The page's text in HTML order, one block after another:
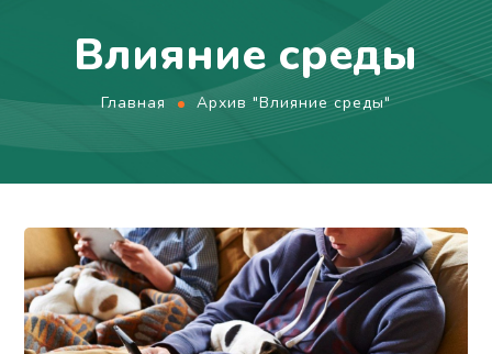
Влияние среды
Главная Архив "Влияние среды"